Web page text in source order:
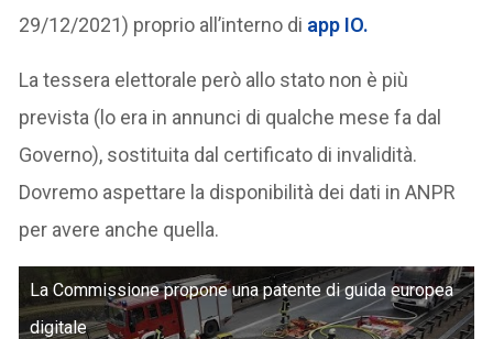
29/12/2021) proprio all’interno di app IO.
La tessera elettorale però allo stato non è più
prevista (lo era in annunci di qualche mese fa dal
Governo), sostituita dal certificato di invalidità.
Dovremo aspettare la disponibilità dei dati in ANPR
per avere anche quella.
La Commissione propone una patente di guida europea
digitale